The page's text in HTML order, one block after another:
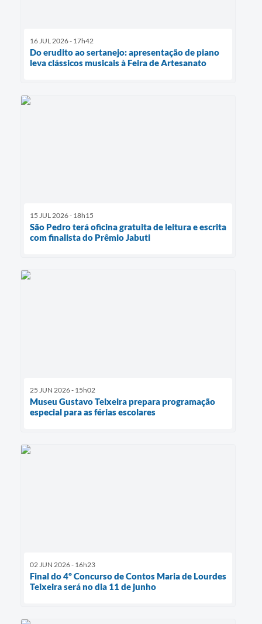
16 JUL 2026 - 17h42
Do erudito ao sertanejo: apresentação de piano
leva clássicos musicais à Feira de Artesanato
15 JUL 2026 - 18h15
São Pedro terá oficina gratuita de leitura e escrita
com finalista do Prêmio Jabuti
25 JUN 2026 - 15h02
Museu Gustavo Teixeira prepara programação
especial para as férias escolares
02 JUN 2026 - 16h23
Final do 4º Concurso de Contos Maria de Lourdes
Teixeira será no dia 11 de junho